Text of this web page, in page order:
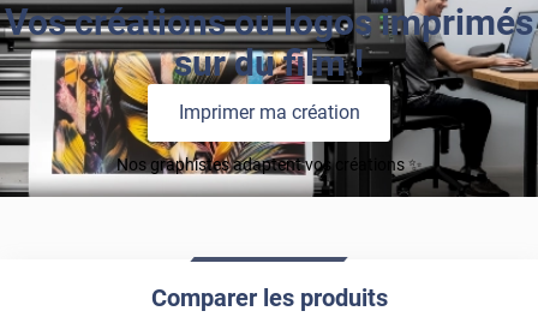
Vos créations ou logos imprimés
sur du film !
Imprimer ma création
Nos graphistes adaptent vos créations ✨
Comparer les produits